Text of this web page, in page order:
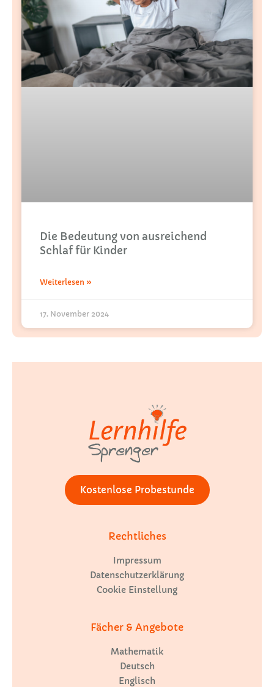
Die Bedeutung von ausreichend
Schlaf für Kinder
Weiterlesen »
17. November 2024
Kostenlose Probestunde
Rechtliches
Impressum
Datenschutzerklärung
Cookie Einstellung
Fächer & Angebote
Mathematik
Deutsch
Englisch